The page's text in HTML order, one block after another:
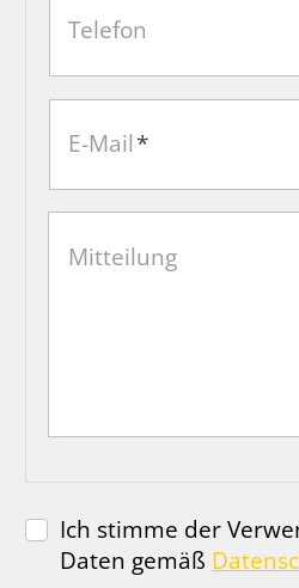
Telefon
E-Mail*
Mitteilung
Ich stimme der
Daten gemäß